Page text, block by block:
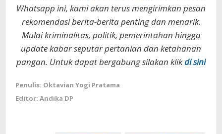
Whatsapp ini, kami akan terus mengirimkan pesan
rekomendasi berita-berita penting dan menarik.
Mulai kriminalitas, politik, pemerintahan hingga
update kabar seputar pertanian dan ketahanan
pangan. Untuk dapat bergabung silakan klikdi sini
Penulis: Oktavian Yogi Pratama
Editor: Andika DP